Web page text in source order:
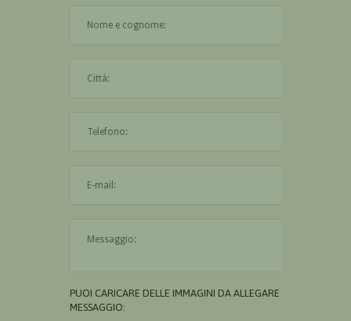
PUOI CARICARE DELLE IMMAGINI DA ALLEGARE AL
MESSAGGIO: